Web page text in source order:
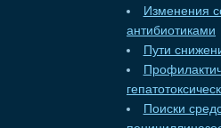
Изменения
антибиотиками
Пути
Поиски